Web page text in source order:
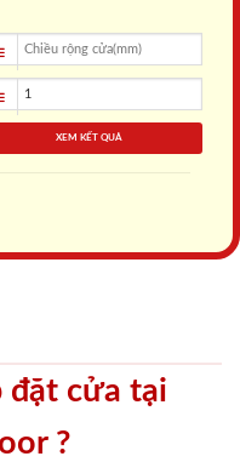
XEM KẾT QUẢ
đặt cửa tại
?